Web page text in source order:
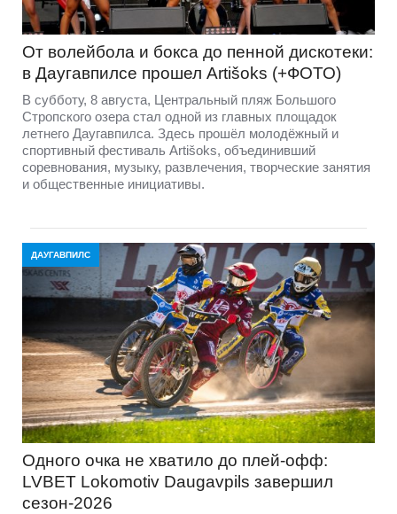
От волейбола и бокса до пенной дискотеки:
в Даугавпилсе прошел Artišoks (+ФОТО)
В субботу, 8 августа, Центральный пляж Большого
Стропского озера стал одной из главных площадок
летнего Даугавпилса. Здесь прошёл молодёжный и
спортивный фестиваль Artišoks, объединивший
соревнования, музыку, развлечения, творческие занятия
и общественные инициативы.
ДАУГАВПИЛС
Одного очка не хватило до плей-офф:
LVBET Lokomotiv Daugavpils завершил
сезон-2026